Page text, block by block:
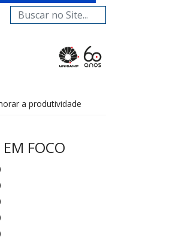
Pesquisar...
a produtividade
EM FOCO